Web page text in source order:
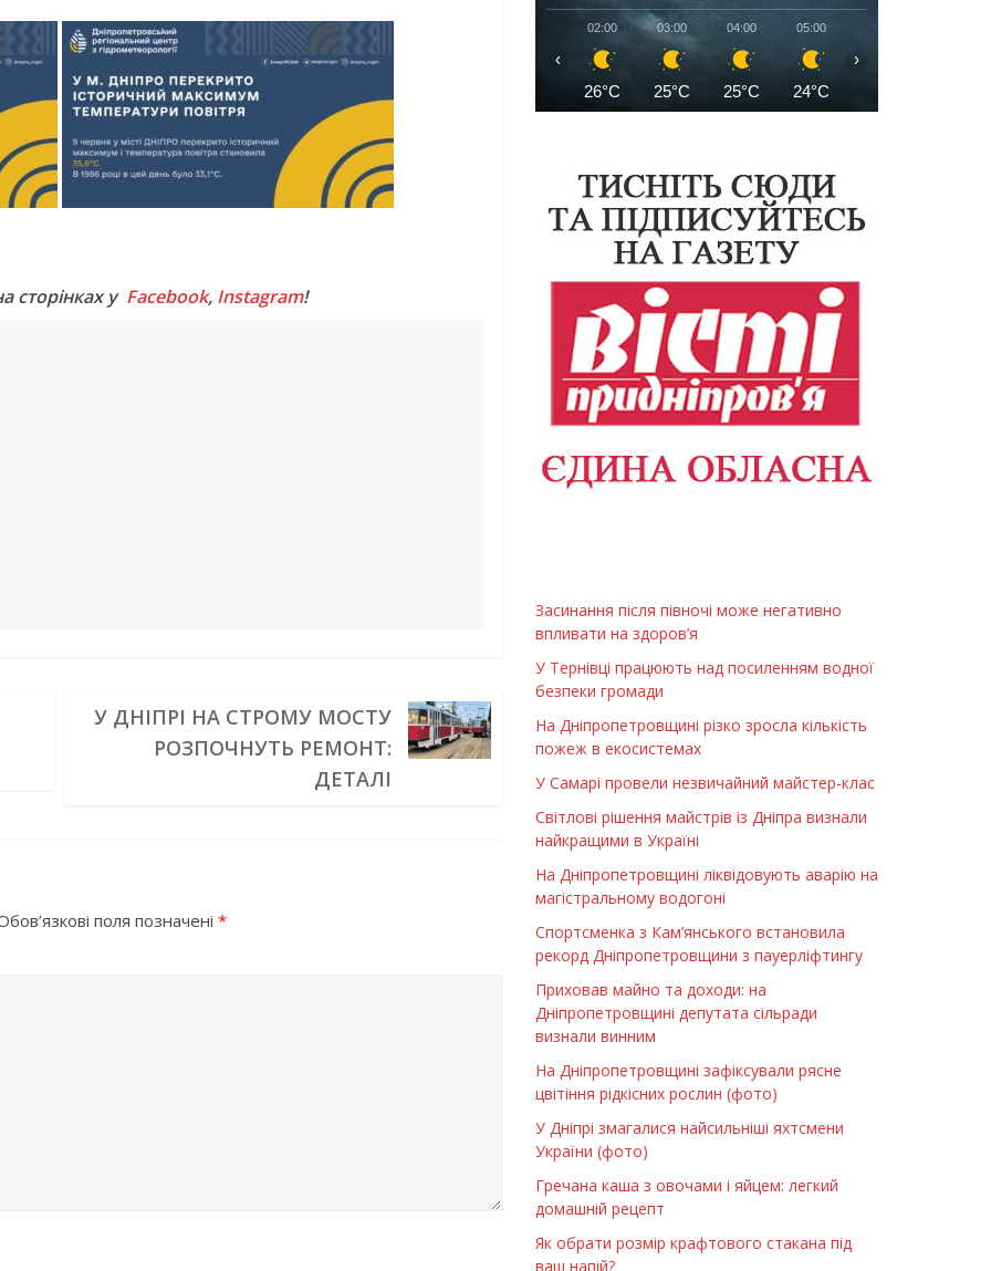
сторінках у Facebook, Instagram!
У ДНІПРІ НА СТРОМУ МОСТУ
РОЗПОЧНУТЬ РЕМОНТ:
ДЕТАЛІ
поля позначені *
02:00
26°C
03:00
25°C
04:00
25°C
05:00
24°C
‹ ›
Засинання після півночі може негативно
впливати на здоров’я
У Тернівці працюють над посиленням водної
безпеки громади
На Дніпропетровщині різко зросла кількість
пожеж в екосистемах
У Самарі провели незвичайний майстер-клас
Світлові рішення майстрів із Дніпра визнали
найкращими в Україні
На Дніпропетровщині ліквідовують аварію на
магістральному водогоні
Спортсменка з Кам’янського встановила
рекорд Дніпропетровщини з пауерліфтингу
Приховав майно та доходи: на
Дніпропетровщині депутата сільради
визнали винним
На Дніпропетровщині зафіксували рясне
цвітіння рідкісних рослин (фото)
У Дніпрі змагалися найсильніші яхтсмени
України (фото)
Гречана каша з овочами і яйцем: легкий
домашній рецепт
Як обрати розмір крафтового стакана під
ваш напій?